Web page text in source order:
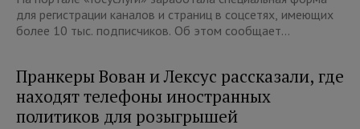
для регистрации каналов и страниц в соцсетях, имеющих
более 10 тыс. подписчиков. Об этом сообщает...
Пранкеры Вован и Лексус рассказали, где
находят телефоны иностранных
политиков для розыгрышей